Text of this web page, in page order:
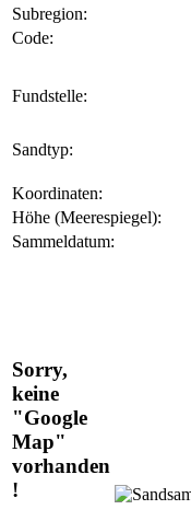
Subregion:
Code:
Fundstelle:
Sandtyp:
Koordinaten:
Höhe (Meerespiegel):
Sammeldatum:
Sorry,
keine
"Google
Map"
vorhanden
!